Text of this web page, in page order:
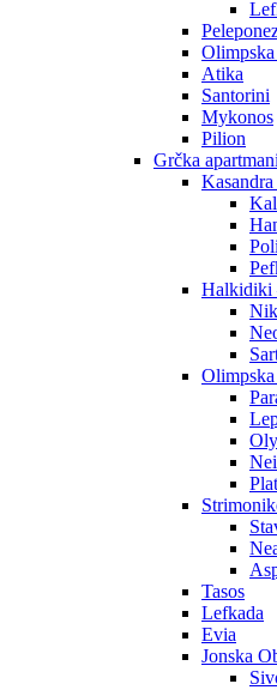
Atika
Santorini
Mykonos
Pilion
Grčka apartmani
Halkidiki
Tasos
Lefkada
Evia
Jonska